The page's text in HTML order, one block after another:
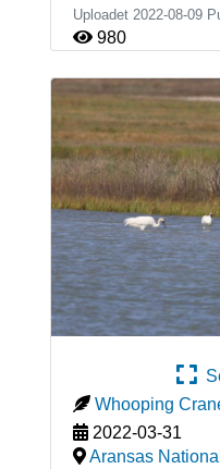
Uploadet 2022-08-09
980
Whooping
2022-03-31
Aransas